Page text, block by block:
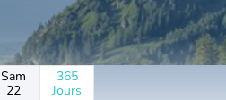
Sam
22
365
Jours